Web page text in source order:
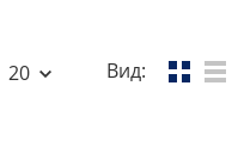
20 Вид: